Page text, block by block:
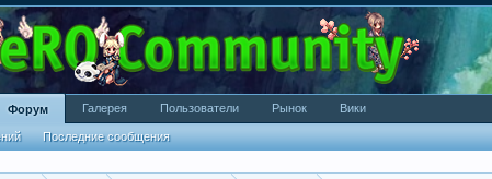
Форум
Последние сообщения
Галерея Пользователи Рынок Вики